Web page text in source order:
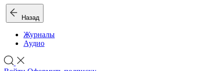
Назад
Журналы
Аудио